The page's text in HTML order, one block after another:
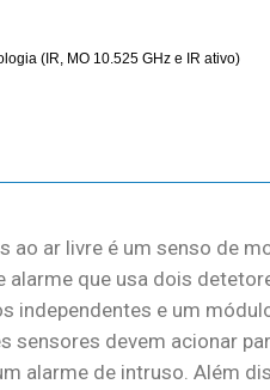
(IR, MO 10.525 GHz e IR ativo)
ao ar livre é um senso de
alarme que usa dois
independentes e um
sensores devem acionar
alarme de intruso. Além